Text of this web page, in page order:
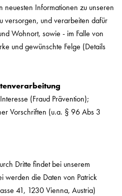
neuesten Informationen zu unseren
versorgen, und verarbeiten dafür
Wohnort, sowie - im Falle von
und gewünschte Felge (Details
(Fraud Prävention);
Vorschriften (u.a. § 96 Abs 3
Dritte findet bei unserem
werden die Daten von Patrick
41, 1230 Vienna, Austria)